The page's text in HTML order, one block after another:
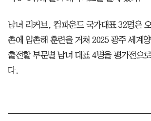
남녀 리커브, 컴파운드 국가대표 32명은
촌에 입촌해 훈련을 거쳐 2025 광주 세계
출전할 부문별 남녀 대표 4명을 평가전으
다.